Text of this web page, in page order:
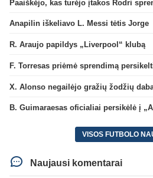
Anapilin iškeliavo L. Messi tėtis Jorge
R. Araujo papildys „Liverpool“ klubą
F. Torresas priėmė sprendimą
B. Guimaraesas oficialiai persikėlė į
VISOS FUTBOLO
Naujausi komentarai